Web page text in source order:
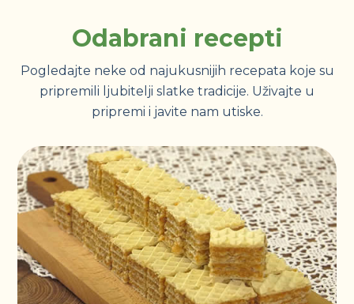
Odabrani recepti
Pogledajte neke od najukusnijih recepata koje su
pripremili ljubitelji slatke tradicije. Uživajte u
pripremi i javite nam utiske.